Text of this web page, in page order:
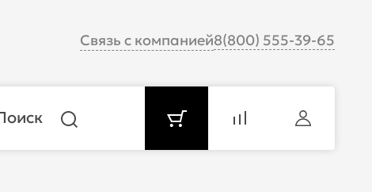
Связь с компанией8(800) 555-39-65